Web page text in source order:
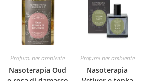
Profumi per ambiente
Nasoterapia Oud
Profumi per ambiente
Nasoterapia